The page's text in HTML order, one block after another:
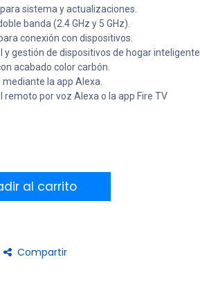
sistema y actualizaciones.
banda (2.4 GHz y 5 GHz).
conexión con dispositivos.
y gestión de dispositivos de hogar inteligente.
acabado color carbón.
mediante la app Alexa.
por voz Alexa o la app Fire TV
al carrito
Compartir